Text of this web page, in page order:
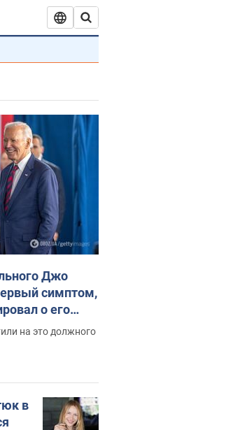
Джо
симптом,
о его
на это должного
в